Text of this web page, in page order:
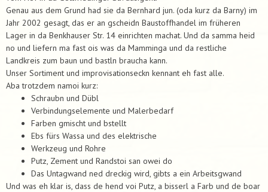
Genau aus dem Grund had sie da Bernhard jun. (oda kurz da Barny) im
Jahr 2002 gesagt, das er an gscheidn Baustoffhandel im früheren
Lager in da Benkhauser Str. 14 einrichten machat. Und da samma heid
no und liefern ma fast ois was da Mamminga und da restliche
Landkreis zum baun und bastln braucha kann.
Unser Sortiment und improvisationseckn kennant eh fast alle.
Aba trotzdem namoi kurz:
Schraubn und Dübl
Verbindungselemente und Malerbedarf
Farben gmischt und bstellt
Ebs fürs Wassa und des elektrische
Werkzeug und Rohre
Putz, Zement und Randstoi san owei do
Das Untagwand ned dreckig wird, gibts a ein Arbeitsgwand
Und was eh klar is, dass de hend voi Putz, a bisserl a Farb und de boar